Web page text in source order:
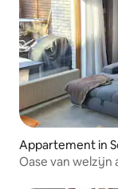
Appartement in
Oase van welzijn